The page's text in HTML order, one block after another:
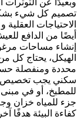
عن التوترات
كل شيء بشكل
العقلية و
الدافع للعيش.
مساحات مرغوبة
يحتاج كل من
ومنفصلة حسب
يجب تخصيص جزء
أو في مبنى
خزان وجزء
البيئة هدفًا آخر